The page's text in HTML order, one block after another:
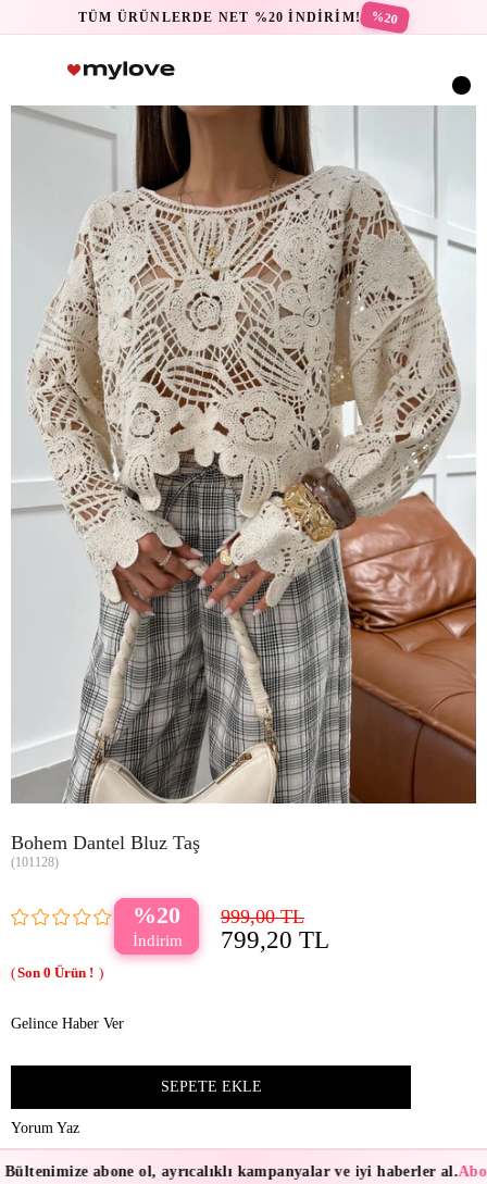
TÜM ÜRÜNLERDE NET %20 İNDİRİM! %20
Bohem Dantel Bluz Taş
(101128)
20 999,00 TL
799,20 TL
0
Gelince Haber Ver
Yorum Yaz
abone ol, ayrıcalıklı kampanyalar ve iyi haberler al.